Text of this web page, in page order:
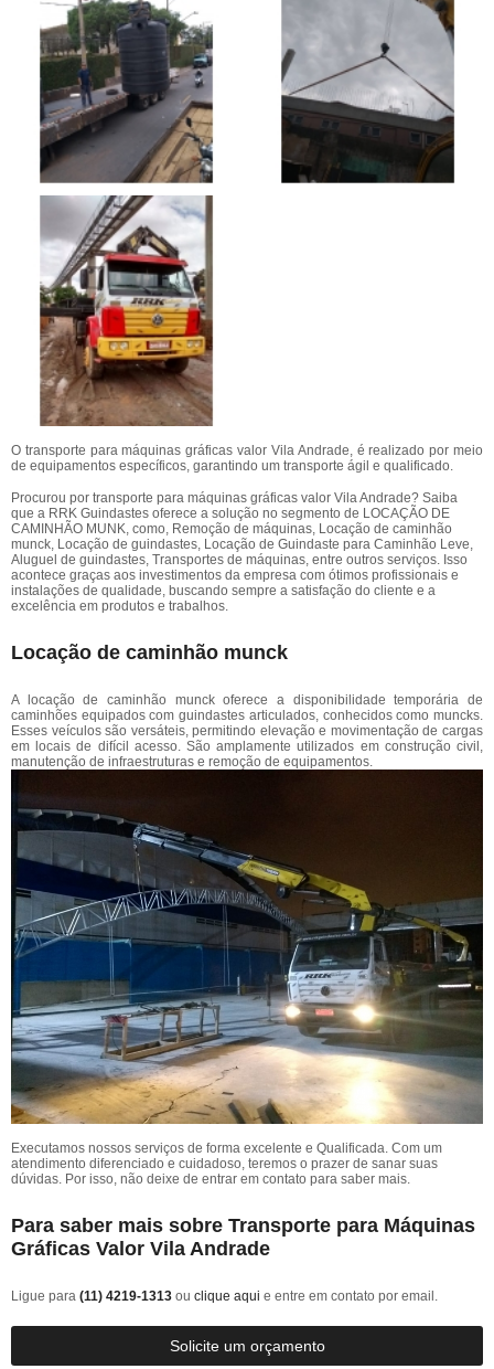
O transporte para máquinas gráficas valor Vila Andrade, é realizado por meio
de equipamentos específicos, garantindo um transporte ágil e qualificado.
Procurou por transporte para máquinas gráficas valor Vila Andrade? Saiba
que a RRK Guindastes oferece a solução no segmento de LOCAÇÃO DE
CAMINHÃO MUNK, como, Remoção de máquinas, Locação de caminhão
munck, Locação de guindastes, Locação de Guindaste para Caminhão Leve,
Aluguel de guindastes, Transportes de máquinas, entre outros serviços. Isso
acontece graças aos investimentos da empresa com ótimos profissionais e
instalações de qualidade, buscando sempre a satisfação do cliente e a
excelência em produtos e trabalhos.
Locação de caminhão munck
A locação de caminhão munck oferece a disponibilidade temporária de
caminhões equipados com guindastes articulados, conhecidos como muncks.
Esses veículos são versáteis, permitindo elevação e movimentação de cargas
em locais de difícil acesso. São amplamente utilizados em construção civil,
manutenção de infraestruturas e remoção de equipamentos.
Executamos nossos serviços de forma excelente e Qualificada. Com um
atendimento diferenciado e cuidadoso, teremos o prazer de sanar suas
dúvidas. Por isso, não deixe de entrar em contato para saber mais.
Para saber mais sobre Transporte para Máquinas
Gráficas Valor Vila Andrade
Ligue para (11) 4219-1313 ou clique aqui e entre em contato por email.
Solicite um orçamento